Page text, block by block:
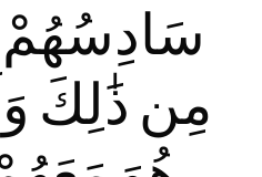
سَادِسُهُمْ
مِن ذَ‌ٰلِكَ